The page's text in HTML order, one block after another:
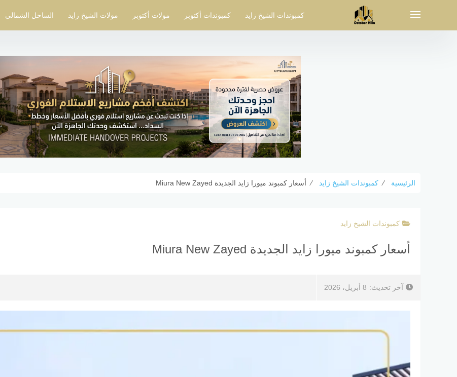
كمبوندات الشيخ زايد كمبوندات أكتوبر مولات أكتوبر مولات الشيخ زايد الساحل الشمالي
الرئيسية ⁄ كمبوندات الشيخ زايد ⁄ أسعار كمبوند ميورا زايد الجديدة Miura New Zayed
كمبوندات الشيخ زايد
أسعار كمبوند ميورا زايد الجديدة Miura New Zayed
آخر تحديث: 8 أبريل، 2026